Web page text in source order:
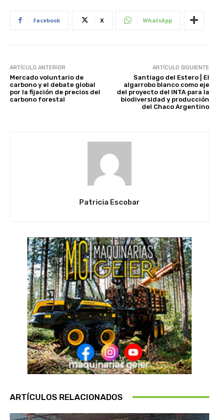
Facebook X WhatsApp
ARTÍCULO ANTERIOR
Mercado voluntario de
carbono y el debate global
por la fijación de precios del
carbono forestal
ARTÍCULO SIGUIENTE
Santiago del Estero | El
algarrobo blanco como eje
del proyecto del INTA para la
biodiversidad y producción
del Chaco Argentino
Patricia Escobar
ARTÍCULOS RELACIONADOS